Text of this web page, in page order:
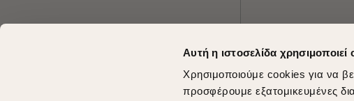
Αυτή η ιστοσελίδα χρησιμοποιεί
Χρησιμοποιούμε cookies για να
προσφέρουμε εξατομικευμένες